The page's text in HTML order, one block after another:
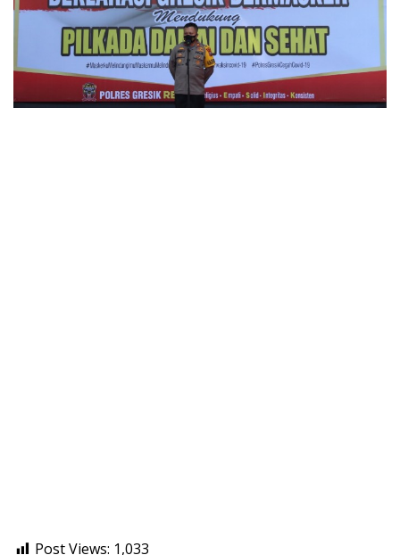
Post Views: 1,033